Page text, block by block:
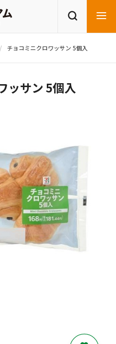
レシピを探す
チョコミニクロワッサン 5個入
ッサン 5個入